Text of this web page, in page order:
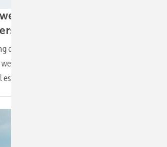
Bundesregierung
für
der Wirtschaft von den hohen
Befreiung von der Stromsteuer
es